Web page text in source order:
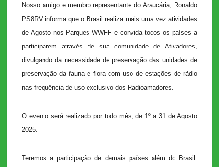
Nosso amigo e membro representante do Araucária, Ronaldo
PS8RV informa que o Brasil realiza mais uma vez atividades
de Agosto nos Parques WWFF e convida todos os países a
participarem através de sua comunidade de Ativadores,
divulgando da necessidade de preservação das unidades de
preservação da fauna e flora com uso de estações de rádio
nas frequência de uso exclusivo dos Radioamadores.
O evento será realizado por todo mês, de 1º a 31 de Agosto
2025.
Teremos a participação de demais países além do Brasil.